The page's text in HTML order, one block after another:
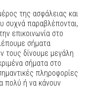
της ασφάλειας και
συχνά παραβλέπονται,
επικοινωνία στο
σήματα
τους δίνουμε μεγάλη
σήματα στο
πληροφορίες
πολύ ή να κάνουν